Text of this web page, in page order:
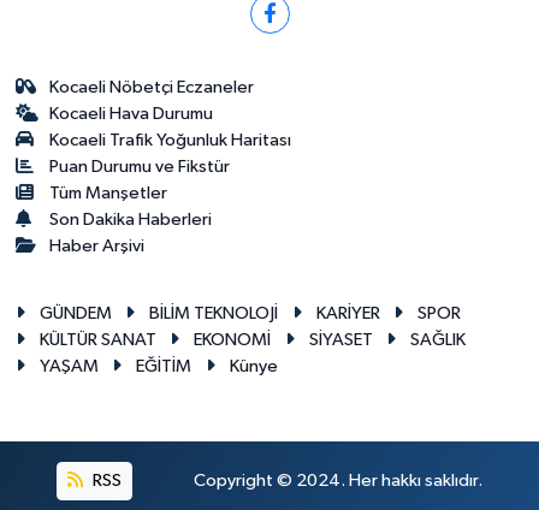
Kocaeli Nöbetçi Eczaneler
Kocaeli Hava Durumu
Kocaeli Trafik Yoğunluk Haritası
Puan Durumu ve Fikstür
Tüm Manşetler
Son Dakika Haberleri
Haber Arşivi
GÜNDEM BİLİM TEKNOLOJİ KARİYER
SPOR
KÜLTÜR SANAT
EKONOMİ SİYASET
SAĞLIK
YAŞAM
EĞİTİM Künye
RSS Copyright © 2024. Her hakkı saklıdır.